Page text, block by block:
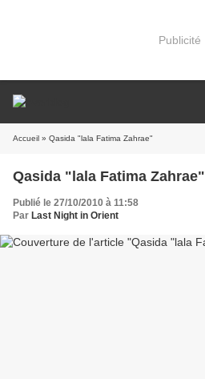
Publicité
Accueil » Qasida "lala Fatima Zahrae"
Qasida "lala Fatima Zahrae"
Publié le 27/10/2010 à 11:58
Par Last Night in Orient